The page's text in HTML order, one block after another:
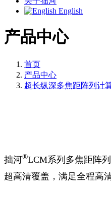
English
产品中心
首页
产品中心
超长纵深多焦距阵列计
拙河®LCM系列多焦距阵
超高清覆盖，满足全程高